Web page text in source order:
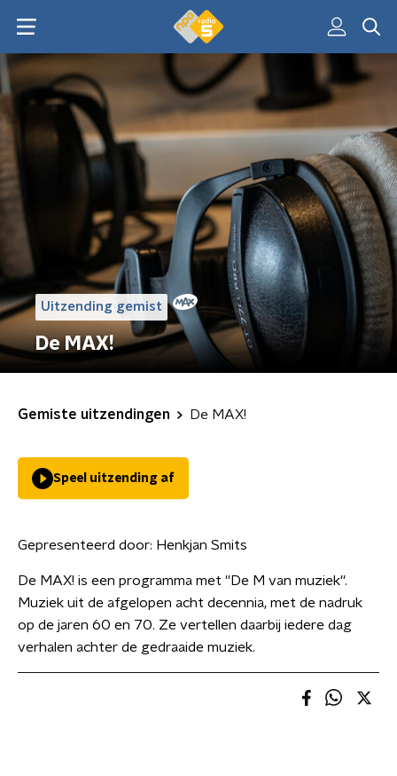
Uitzending gemist
De MAX!
Gemiste uitzendingen De MAX!
Speel uitzending af
Gepresenteerd door: Henkjan Smits
De MAX! is een programma met ''De M van muziek''.
Muziek uit de afgelopen acht decennia, met de nadruk
op de jaren 60 en 70. Ze vertellen daarbij iedere dag
verhalen achter de gedraaide muziek.